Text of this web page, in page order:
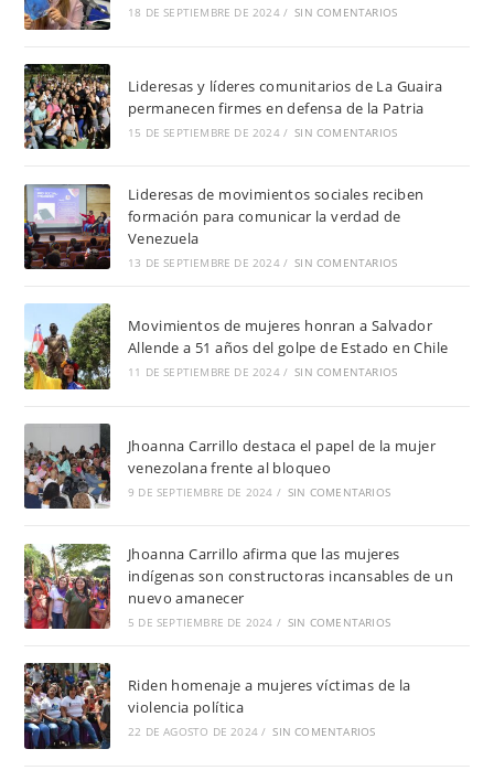
18 DE SEPTIEMBRE DE 2024 / SIN COMENTARIOS
Lideresas y líderes comunitarios de La Guaira
permanecen firmes en defensa de la Patria
15 DE SEPTIEMBRE DE 2024 / SIN COMENTARIOS
Lideresas de movimientos sociales reciben
formación para comunicar la verdad de
Venezuela
13 DE SEPTIEMBRE DE 2024 / SIN COMENTARIOS
Movimientos de mujeres honran a Salvador
Allende a 51 años del golpe de Estado en Chile
11 DE SEPTIEMBRE DE 2024 / SIN COMENTARIOS
Jhoanna Carrillo destaca el papel de la mujer
venezolana frente al bloqueo
9 DE SEPTIEMBRE DE 2024 / SIN COMENTARIOS
Jhoanna Carrillo afirma que las mujeres
indígenas son constructoras incansables de un
nuevo amanecer
5 DE SEPTIEMBRE DE 2024 / SIN COMENTARIOS
Riden homenaje a mujeres víctimas de la
violencia política
22 DE AGOSTO DE 2024 / SIN COMENTARIOS